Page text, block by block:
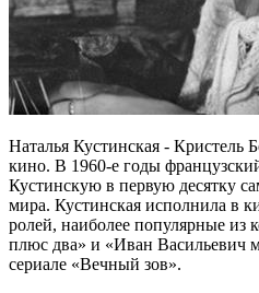
Наталья Кустинская - Кристель
кино. В 1960-е годы
Кустинскую в первую десятку
мира. Кустинская исполнила в
ролей, наиболее популярные
плюс два» и «Иван Васильевич
сериале «Вечный зов».